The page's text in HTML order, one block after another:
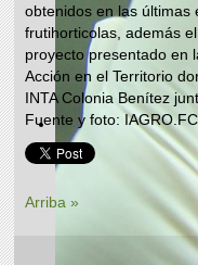
obtenidos en las últimas
frutihorticolas, además
proyecto presentado en
Acción en el Territorio
INTA Colonia Benítez
Fuente y foto:
Arriba »